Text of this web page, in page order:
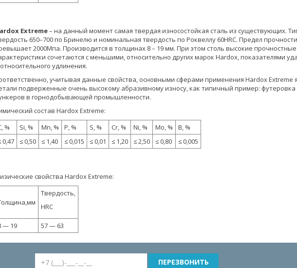
Extreme– на данный момент самая твердая износостойкая сталь из существующих.
650–700 по Бринелю и номинальная твердость по Роквеллу 60HRC. Предел
2000Мпа. Производится в толщинах 8 – 19 мм. При этом столь высокие прочностные
сочетаются с меньшими, относительно других марок Hardox, показателями
удлинения.
учитывая данные свойства, основными сферами применения Hardox Extreme
подверженные очень высокому абразивному износу, как типичный пример: футеровка
в горнодобывающей промышленности.
состав Hardox Extreme:
%
Si, % Mn, % P, % S, % Cr, % Ni, % Mo, %
B, %
0,47
≤ 0,50 ≤ 1,40 ≤ 0,015 ≤ 0,01 ≤ 1,20 ≤ 2,50 ≤ 0,80 ≤ 0,005
свойства Hardox Extreme:
Твердость,
HRC
— 19 57 — 63